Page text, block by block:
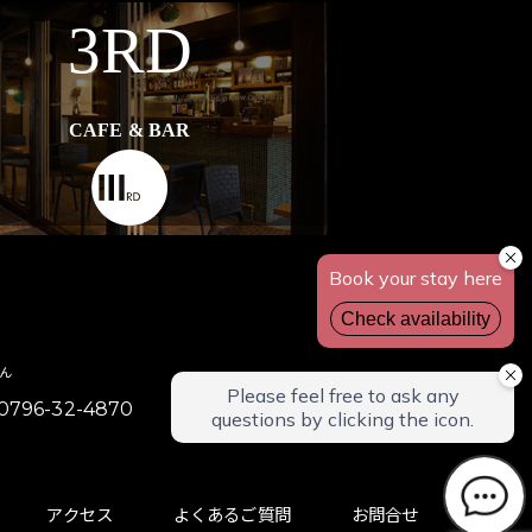
3RD
CAFE & BAR
32-4870
アクセス よくあるご質問 お問合せ